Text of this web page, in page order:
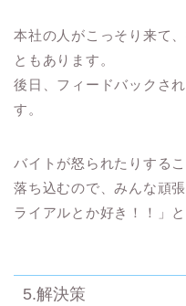
本社の人がこっそり来て
ともあります。
後日、フィードバックさ
す。
バイトが怒られたりする
落ち込むので、みんな頑
ライアルとか好き！！」
5.解決策